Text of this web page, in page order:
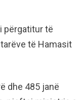
përgatitur të
të Hamasit
dhe 485 janë